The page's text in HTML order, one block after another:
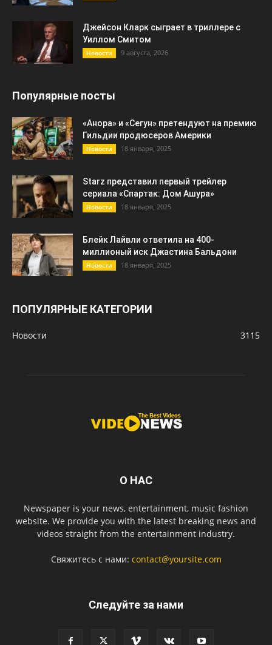
Джейсон Кларк сыграет в триллере с
Уиллом Смитом
Новости 9 августа, 2026
Популярные посты
«Анора» и «Сегун» претендуют на премию
Гильдии продюсеров Америки
Новости 18 января, 2025
Starz представил первый трейлер
сериала «Спартак: Дом Ашура»
Новости 18 января, 2025
Блейк Лайвли ответила на 400-
миллионый иск Джастина Бальдони
Новости 18 января, 2025
ПОПУЛЯРНЫЕ КАТЕГОРИИ
Новости 3115
О НАС
Newspaper is your news, entertainment, music fashion
website. We provide you with the latest breaking news and
videos straight from the entertainment industry.
Свяжитесь с нами: contact@yoursite.com
Следуйте за нами